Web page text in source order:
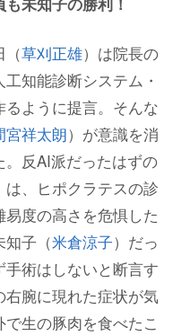
（草刈正雄）は院長の
知能診断システム・
ように提言。そんな
宮祥太朗）が意識を消
反AI派だったはずの
は、ヒポクラテスの診
度の高さを危惧した
知子（米倉涼子）だっ
術はしないと断言す
腕に現れた症状が気
生の豚肉を食べたこ